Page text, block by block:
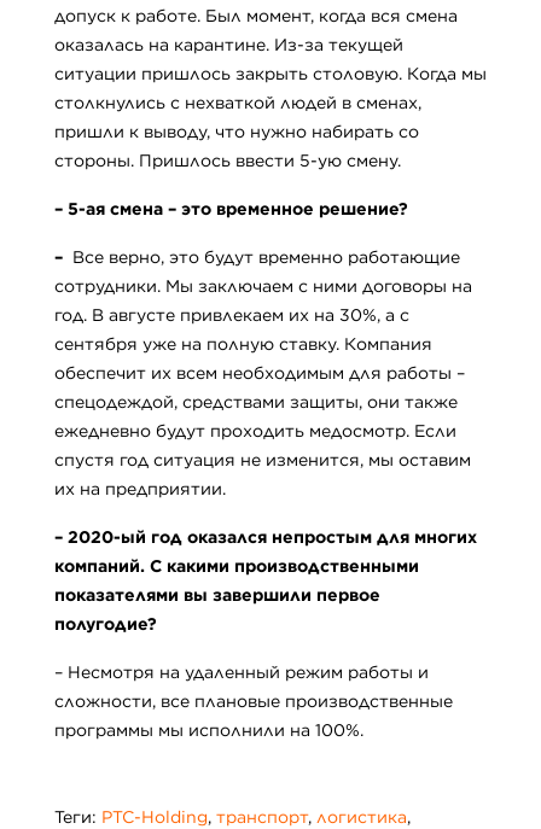
допуск к работе. Был момент, когда вся смена
оказалась на карантине. Из-за текущей
ситуации пришлось закрыть столовую. Когда мы
столкнулись с нехваткой людей в сменах,
пришли к выводу, что нужно набирать со
стороны. Пришлось ввести 5-ую смену.
– 5-ая смена – это временное решение?
– Все верно, это будут временно работающие
сотрудники. Мы заключаем с ними договоры на
год. В августе привлекаем их на 30%, а с
сентября уже на полную ставку. Компания
обеспечит их всем необходимым для работы –
спецодеждой, средствами защиты, они также
ежедневно будут проходить медосмотр. Если
спустя год ситуация не изменится, мы оставим
их на предприятии.
– 2020-ый год оказался непростым для многих
компаний. С какими производственными
показателями вы завершили первое
полугодие?
– Несмотря на удаленный режим работы и
сложности, все плановые производственные
программы мы исполнили на 100%.
Теги: PTC-Holding, транспорт, логистика,